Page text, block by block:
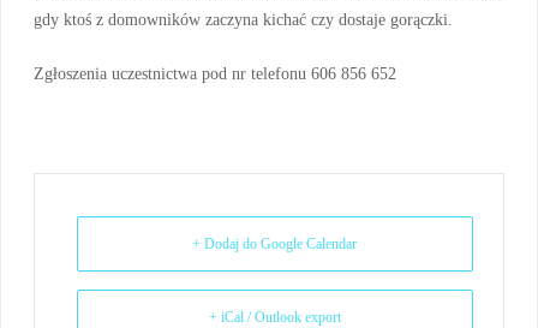
gdy ktoś z domowników zaczyna kichać czy dostaje gorączki.
Zgłoszenia uczestnictwa pod nr telefonu 606 856 652
+ Dodaj do Google Calendar
+ iCal / Outlook export